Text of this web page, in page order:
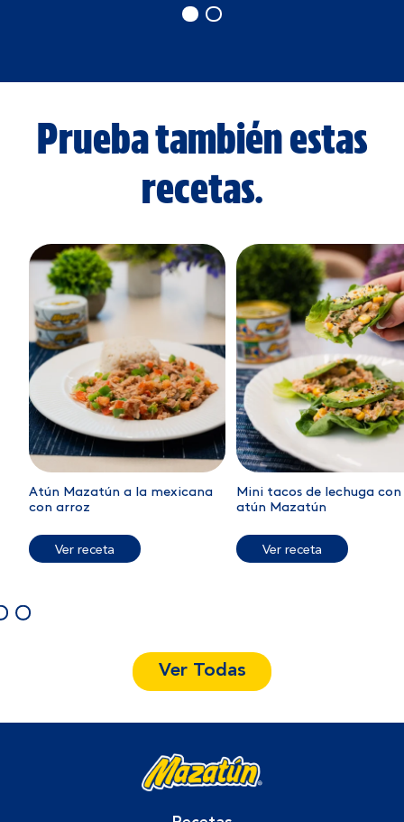
Prueba también estas
recetas.
Atún Mazatún a la mexicana
con arroz
Ver receta
Mini tacos de lechuga con
atún Mazatún
Ver receta
Ver Todas